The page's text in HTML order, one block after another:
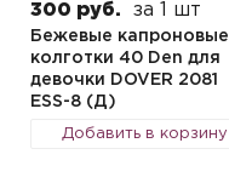
300 руб. за 1 шт
Бежевые капроновые
колготки 40 Den для
девочки DOVER 2081
ESS-8 (Д)
Добавить в корзину